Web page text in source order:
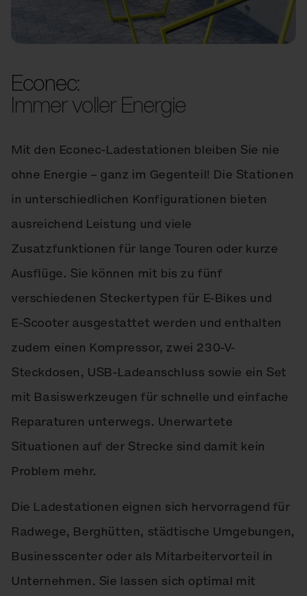
Econec:
Immer voller Energie
Mit den Econec-Ladestationen bleiben Sie nie
ohne Energie – ganz im Gegenteil! Die Stationen
in unterschiedlichen Konfigurationen bieten
ausreichend Leistung und viele
Zusatzfunktionen für lange Touren oder kurze
Ausflüge. Sie können mit bis zu fünf
verschiedenen Steckertypen für E‑Bikes und
E‑Scooter ausgestattet werden und enthalten
zudem einen Kompressor, zwei 230-V-
Steckdosen, USB-Ladeanschluss sowie ein Set
mit Basiswerkzeugen für schnelle und einfache
Reparaturen unterwegs. Unerwartete
Situationen auf der Strecke sind damit kein
Problem mehr.
Die Ladestationen eignen sich hervorragend für
Radwege, Berghütten, städtische Umgebungen,
Businesscenter oder als Mitarbeitervorteil in
Unternehmen. Sie lassen sich optimal mit